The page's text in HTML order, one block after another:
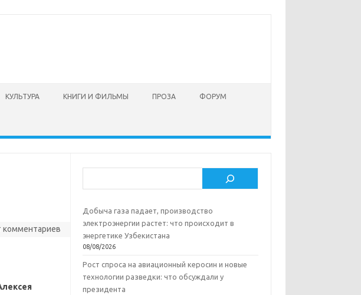
КУЛЬТУРА КНИГИ И ФИЛЬМЫ ПРОЗА ФОРУМ
комментариев
Добыча газа падает, производство
электроэнергии растет: что происходит в
энергетике Узбекистана
08/08/2026
Рост спроса на авиационный керосин и новые
технологии разведки: что обсуждали у
президента